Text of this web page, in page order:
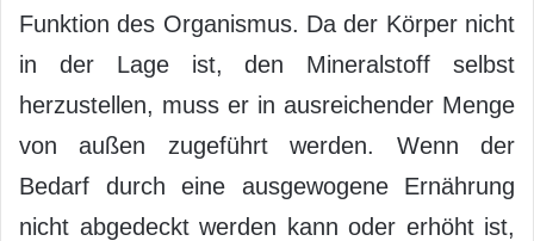
Funktion des Organismus. Da der Körper nicht
in der Lage ist, den Mineralstoff selbst
herzustellen, muss er in ausreichender Menge
von außen zugeführt werden. Wenn der
Bedarf durch eine ausgewogene Ernährung
nicht abgedeckt werden kann oder erhöht ist,